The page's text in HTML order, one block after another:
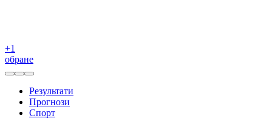
+1
обране
Результати
Прогнози
Спорт